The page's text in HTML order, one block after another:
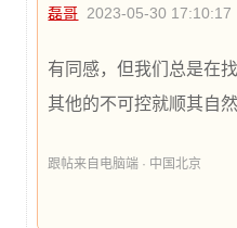
磊哥 2023-05-30 17:10:17
有同感，但我们总是在
其他的不可控就顺其自然
跟帖来自电脑端 · 中国北京